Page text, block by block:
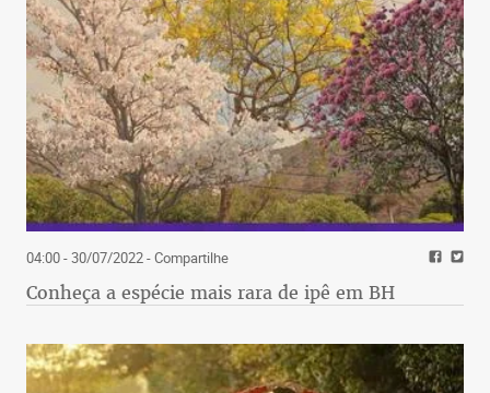
04:00 - 30/07/2022- Compartilhe
Conheça a espécie mais rara de ipê em BH